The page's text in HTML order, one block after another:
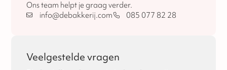
Ons team helpt je graag verder.
info@debakkerij.com
085 077 82 28
Veelgestelde vragen